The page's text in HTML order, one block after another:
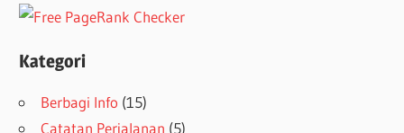
Kategori
Berbagi Info (15)
Catatan Perjalanan (5)